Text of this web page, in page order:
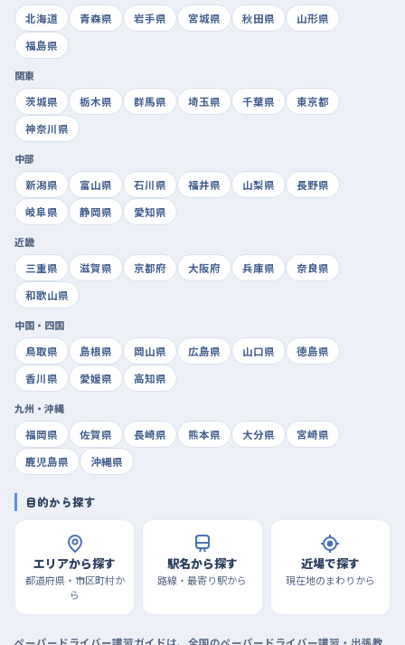
北海道
青森県 岩手県 宮城県 秋田県
山形県
福島県
関東
茨城県
栃木県 群馬県 埼玉県 千葉県
東京都
神奈川県
中部
新潟県
富山県 石川県 福井県 山梨県
長野県
岐阜県
静岡県 愛知県
近畿
三重県
滋賀県 京都府 大阪府 兵庫県
奈良県
和歌山県
中国・四国
鳥取県
島根県 岡山県 広島県 山口県
徳島県
香川県
愛媛県 高知県
九州・沖縄
福岡県
佐賀県 長崎県 熊本県 大分県
宮崎県
鹿児島県
沖縄県
目的から探す
エリアから探す
都道府県・市区町村か
ら
駅名から探す
路線・最寄り駅から
近場で探す
現在地のまわりから